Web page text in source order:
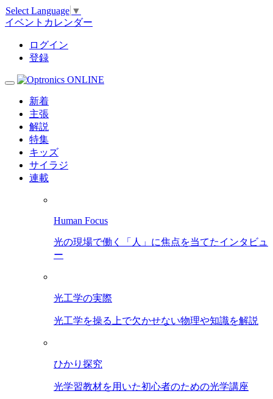
Select Language ▼
イベントカレンダー
ログイン
登録
新着
主張
解説
特集
キッズ
サイラジ
連載
Human Focus
光の現場で働く「人」に焦点を当てたインタビュ
ー
光工学の実際
光工学を操る上で欠かせない物理や知識を解説
ひかり探究
光学習教材を用いた初心者のための光学講座